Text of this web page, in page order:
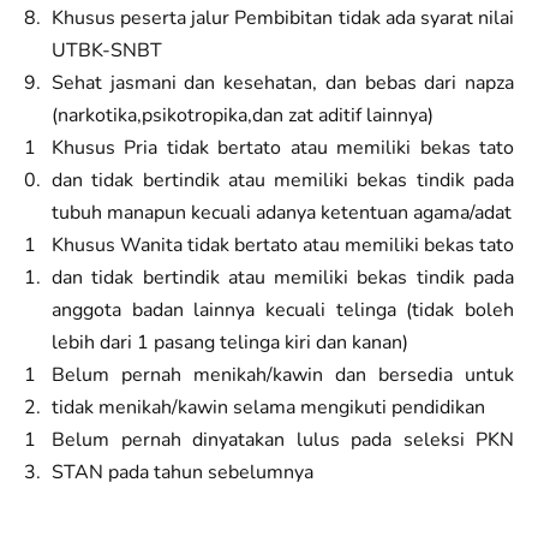
Khusus peserta jalur Pembibitan tidak ada syarat nilai
UTBK-SNBT
Sehat jasmani dan kesehatan, dan bebas dari napza
(narkotika,psikotropika,dan zat aditif lainnya)
Khusus Pria tidak bertato atau memiliki bekas tato
dan tidak bertindik atau memiliki bekas tindik pada
tubuh manapun kecuali adanya ketentuan agama/adat
Khusus Wanita tidak bertato atau memiliki bekas tato
dan tidak bertindik atau memiliki bekas tindik pada
anggota badan lainnya kecuali telinga (tidak boleh
lebih dari 1 pasang telinga kiri dan kanan)
Belum pernah menikah/kawin dan bersedia untuk
tidak menikah/kawin selama mengikuti pendidikan
Belum pernah dinyatakan lulus pada seleksi PKN
STAN pada tahun sebelumnya